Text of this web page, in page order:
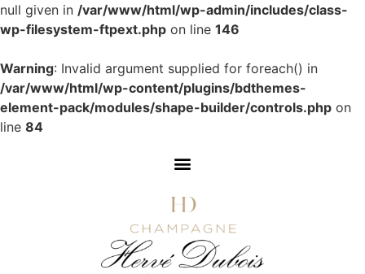
null given in /var/www/html/wp-admin/includes/class-
wp-filesystem-ftpext.php on line 146
Warning: Invalid argument supplied for foreach() in
/var/www/html/wp-content/plugins/bdthemes-
element-pack/modules/shape-builder/controls.php on
line 84